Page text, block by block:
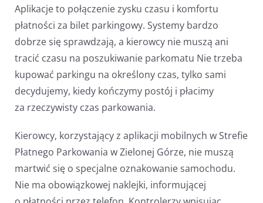
Aplikacje to połączenie zysku czasu i komfortu
płatności za bilet parkingowy. Systemy bardzo
dobrze się sprawdzają, a kierowcy nie muszą ani
tracić czasu na poszukiwanie parkomatu Nie trzeba
kupować parkingu na określony czas, tylko sami
decydujemy, kiedy kończymy postój i płacimy
za rzeczywisty czas parkowania.
Kierowcy, korzystający z aplikacji mobilnych w Strefie
Płatnego Parkowania w Zielonej Górze, nie muszą
martwić się o specjalne oznakowanie samochodu.
Nie ma obowiązkowej naklejki, informującej